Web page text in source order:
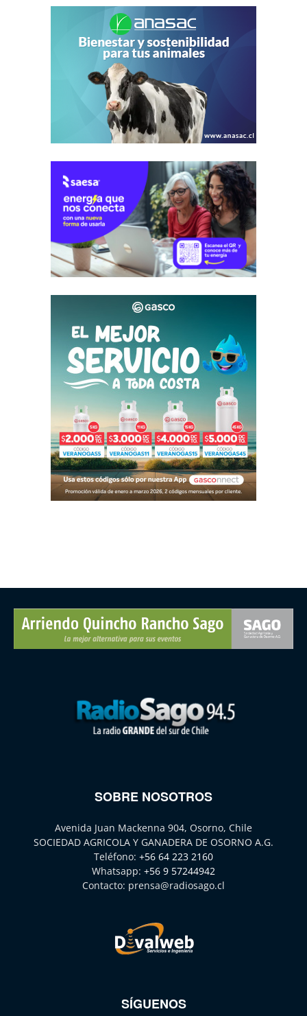
SOBRE NOSOTROS
Avenida Juan Mackenna 904, Osorno, Chile
SOCIEDAD AGRICOLA Y GANADERA DE OSORNO A.G.
Teléfono: +56 64 223 2160
Whatsapp: +56 9 57244942
Contacto: prensa@radiosago.cl
SÍGUENOS